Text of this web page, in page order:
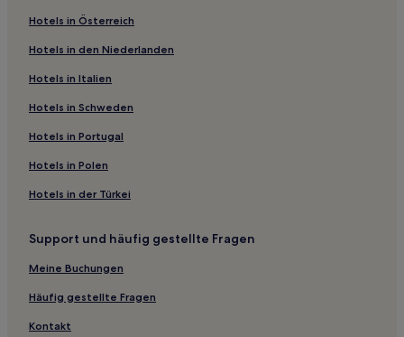
Hotels nahe Lotte Premium Outlet
Hotels nahe Station Namyangsan
Yangsan Hotels
Anmin: Hotels
Hotels nahe Königsgrab von König Suro
Hwabuk Hotels
Yangnyang Hotels
Hotels nahe Tempel Pyochungsa
Hotels nahe Aramir Golf & Resort
Jangyu-Myeon: Hotels
Mukpang Hotels
Hotels in Österreich
Hotels in den Niederlanden
Hotels in Italien
Hotels in Schweden
Hotels in Portugal
Hotels in Polen
Hotels in der Türkei
Support und häufig gestellte Fragen
Meine Buchungen
Häufig gestellte Fragen
Kontakt